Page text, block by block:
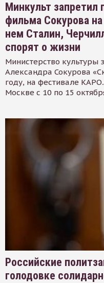
Минкульт запретил
фильма Сокурова
нем Сталин,
спорят о жизни
Министерство культуры
Александра Сокурова
году, на фестивале
Москве с 10 по 15
Российские
голодовке